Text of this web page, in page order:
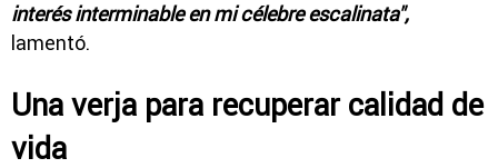
interés interminable en mi célebre escalinata",
lamentó.
Una verja para recuperar calidad de
vida